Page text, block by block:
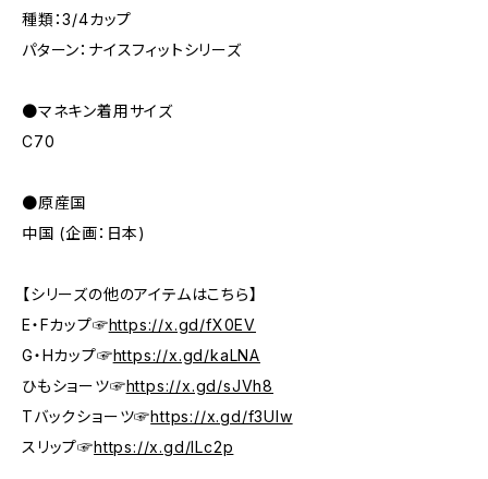
種類：3/4カップ
パターン：ナイスフィットシリーズ
●マネキン着用サイズ
C70
●原産国
中国 (企画：日本)
【シリーズの他のアイテムはこちら】
E・Fカップ☞https://x.gd/fX0EV
G・Hカップ☞https://x.gd/kaLNA
ひもショーツ☞https://x.gd/sJVh8
Tバックショーツ☞https://x.gd/f3UIw
スリップ☞https://x.gd/ILc2p